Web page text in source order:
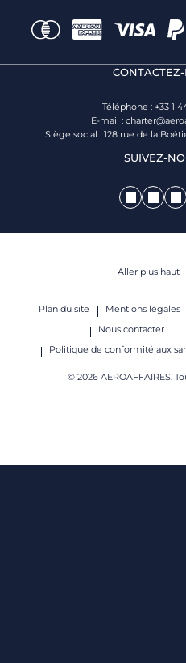
Téléphone : +33 1
E-mail :
Siège social : 128 rue de la
SUIVEZ-
Plan du site Mentions légales
Nous contacter
Politique de conformité aux
© 2026 AEROAFFAIRES.
Aller plus haut